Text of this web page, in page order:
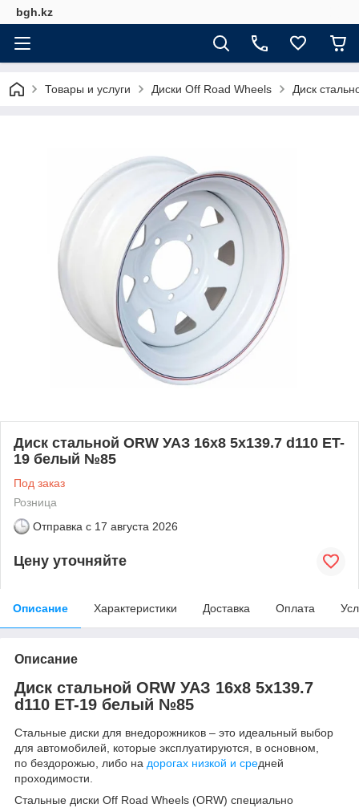
bgh.kz
Товары и услуги Диски Off Road Wheels Диск
Диск стальной ORW УАЗ 16x8 5x139.7 d110 ET-
19 белый №85
Под заказ
Розница
Отправка с 17 августа 2026
Цену уточняйте
Описание Характеристики Доставка Оплата
Описание
Диск стальной ORW УАЗ 16x8 5x139.7
d110 ET-19 белый №85
Стальные диски для внедорожников – это идеальный выбор
для автомобилей, которые эксплуатируются, в основном,
по бездорожью, либо на дорогах низкой и средней
проходимости.
Стальные диски Off Road Wheels (ORW) специально